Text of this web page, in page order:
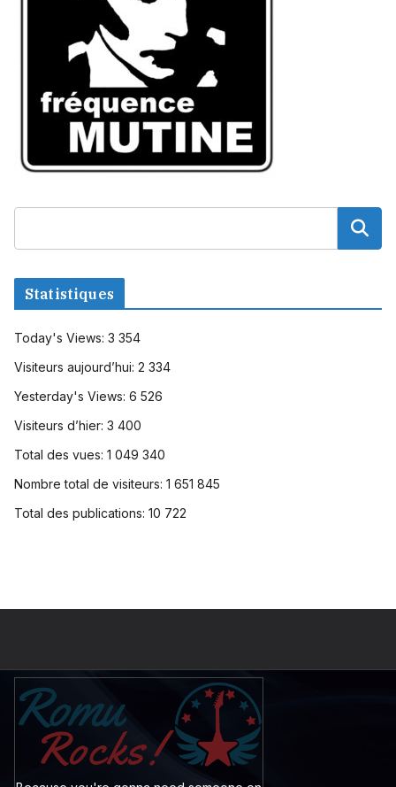
Statistiques
Today's Views: 3 354
Visiteurs aujourd’hui: 2 334
Yesterday's Views: 6 526
Visiteurs d’hier: 3 400
Total des vues: 1 049 340
Nombre total de visiteurs: 1 651 845
Total des publications: 10 722